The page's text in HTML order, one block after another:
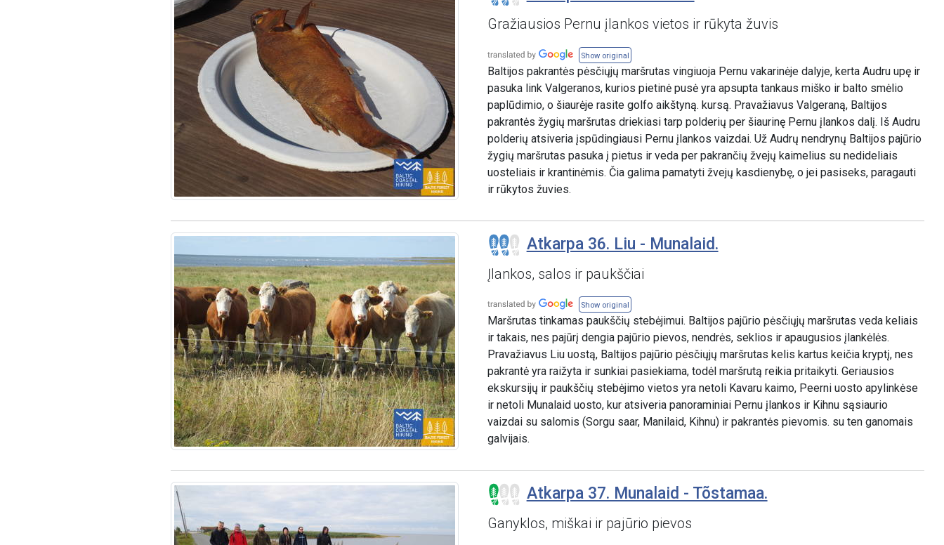
Gražiausios Pernu įlankos vietos ir rūkyta žuvis
Show original
Baltijos pakrantės pėsčiųjų maršrutas vingiuoja Pernu vakarinėje dalyje, kerta Audru upę ir
pasuka link Valgeranos, kurios pietinė pusė yra apsupta tankaus miško ir balto smėlio
paplūdimio, o šiaurėje rasite golfo aikštyną. kursą. Pravažiavus Valgeraną, Baltijos
pakrantės žygių maršrutas driekiasi tarp polderių per šiaurinę Pernu įlankos dalį. Iš Audru
polderių atsiveria įspūdingiausi Pernu įlankos vaizdai. Už Audrų nendrynų Baltijos pajūrio
žygių maršrutas pasuka į pietus ir veda per pakrančių žvejų kaimelius su nedideliais
uosteliais ir krantinėmis. Čia galima pamatyti žvejų kasdienybę, o jei pasiseks, paragauti
ir rūkytos žuvies.
Atkarpa 36. Liu - Munalaid.
Įlankos, salos ir paukščiai
Show original
Maršrutas tinkamas paukščių stebėjimui. Baltijos pajūrio pėsčiųjų maršrutas veda keliais
ir takais, nes pajūrį dengia pajūrio pievos, nendrės, seklios ir apaugusios įlankėlės.
Pravažiavus Liu uostą, Baltijos pajūrio pėsčiųjų maršrutas kelis kartus keičia kryptį, nes
pakrantė yra raižyta ir sunkiai pasiekiama, todėl maršrutą reikia pritaikyti. Geriausios
ekskursijų ir paukščių stebėjimo vietos yra netoli Kavaru kaimo, Peerni uosto apylinkėse
ir netoli Munalaid uosto, kur atsiveria panoraminiai Pernu įlankos ir Kihnu sąsiaurio
vaizdai su salomis (Sorgu saar, Manilaid, Kihnu) ir pakrantės pievomis. su ten ganomais
galvijais.
Atkarpa 37. Munalaid - Tõstamaa.
Ganyklos, miškai ir pajūrio pievos